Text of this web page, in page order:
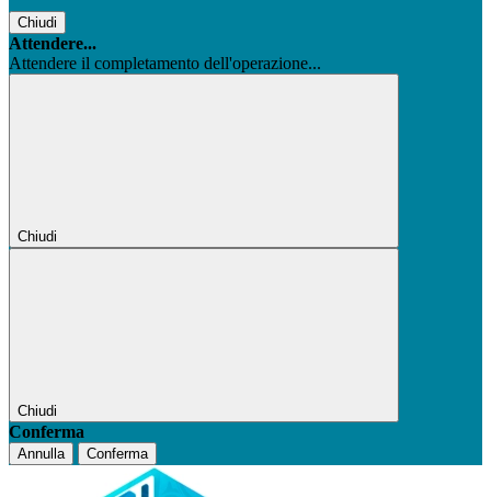
Chiudi
Attendere...
Attendere il completamento dell'operazione...
Chiudi
Chiudi
Conferma
Annulla Conferma